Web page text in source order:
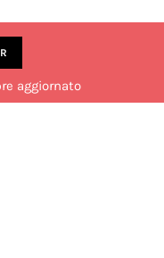
aggiornato